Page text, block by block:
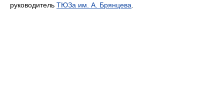
руководитель ТЮЗа им. А. Брянцева